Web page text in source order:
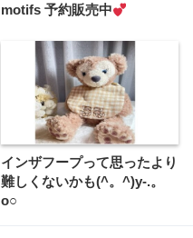
motifs 予約販売中
インザフープって思ったより
難しくないかも(^。^)y-.。
o○